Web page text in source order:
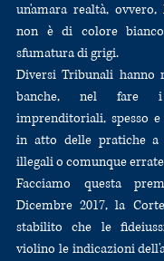
un'amara realtà,
non è di colore
sfumatura di grigi.
Diversi Tribunali hanno
banche, nel fare
imprenditoriali, spesso
in atto delle pratiche a
illegali o comunque
Facciamo questa
Dicembre 2017, la
stabilito che le
violino le indicazioni